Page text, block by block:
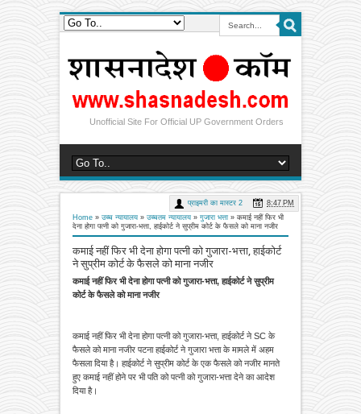
Unofficial Site For Official UP Government Orders
Home » उच्च न्यायालय » उच्चतम न्यायालय » गुजारा भत्ता » कमाई नहीं फिर भी
देना होगा पत्नी को गुजारा-भत्ता, हाईकोर्ट ने सुप्रीम कोर्ट के फैसले को माना नजीर
कमाई नहीं फिर भी देना होगा पत्नी को गुजारा-भत्ता, हाईकोर्ट
ने सुप्रीम कोर्ट के फैसले को माना नजीर
प्राइमरी का मास्टर 2 8:47 PM
कमाई नहीं फिर भी देना होगा पत्नी को गुजारा-भत्ता, हाईकोर्ट ने सुप्रीम
कोर्ट के फैसले को माना नजीर
कमाई नहीं फिर भी देना होगा पत्नी को गुजारा-भत्ता, हाईकोर्ट ने SC के
फैसले को माना नजीर पटना हाईकोर्ट ने गुजारा भत्ता के मामले में अहम
फैसला दिया है। हाईकोर्ट ने सुप्रीम कोर्ट के एक फैसले को नजीर मानते
हुए कमाई नहीं होने पर भी पति को पत्नी को गुजारा-भत्ता देने का आदेश
दिया है।